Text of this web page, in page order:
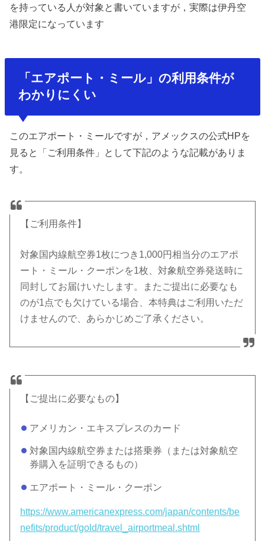
を持っている人が対象と書いていますが，実際は伊丹空
港限定になっています
「エアポート・ミール」の利用条件が
わかりにくい
このエアポート・ミールですが，アメックスの公式HPを
見ると「ご利用条件」として下記のような記載がありま
す。
【ご利用条件】
対象国内線航空券1枚につき1,000円相当分のエアポ
ート・ミール・クーポンを1枚、対象航空券発送時に
同封してお届けいたします。またご提出に必要なも
のが1点でも欠けている場合、本特典はご利用いただ
けませんので、あらかじめご了承ください。
【ご提出に必要なもの】
アメリカン・エキスプレスのカード
対象国内線航空券または搭乗券（または対象航空
券購入を証明できるもの）
エアポート・ミール・クーポン
https://www.americanexpress.com/japan/contents/be
nefits/product/gold/travel_airportmeal.shtml